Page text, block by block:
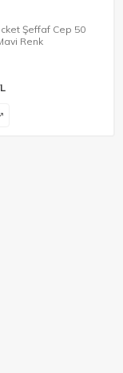
Şeffaf Cep 50
Renk